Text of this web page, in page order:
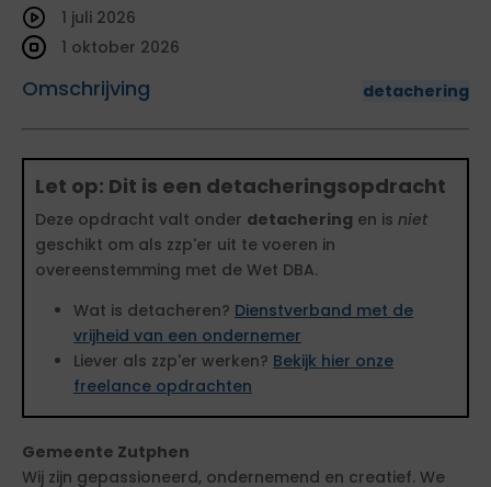
Omschrijving detachering
1 juli 2026
1 oktober 2026
Let op: Dit is een detacheringsopdracht
Deze opdracht valt onder detachering en is niet
geschikt om als zzp'er uit te voeren in
overeenstemming met de Wet DBA.
Wat is detacheren? Dienstverband met de
vrijheid van een ondernemer
Liever als zzp'er werken? Bekijk hier onze
freelance opdrachten
Gemeente Zutphen
Wij zijn gepassioneerd, ondernemend en creatief. We